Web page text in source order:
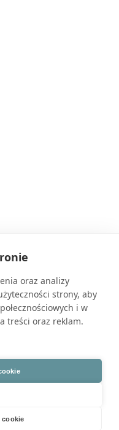
oraz analizy
strony, aby
i w
treści oraz reklam.
cookie
rodzinnym z
od ponad 30 lat.
i dysponujemy